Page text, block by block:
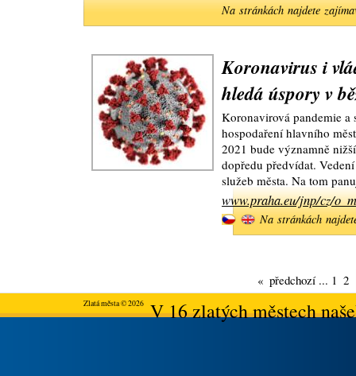
Na stránkách najdete
Koronavirus i
hledá úspory v
Koronavirová pandemie
hospodaření hlavního
2021 bude významně
dopředu předvídat.
služeb města. Na tom
www.praha.eu/jnp/cz/
Na stránkách
« předchozí ... 1 2
Zlatá města © 2026V 16 zlatých městech